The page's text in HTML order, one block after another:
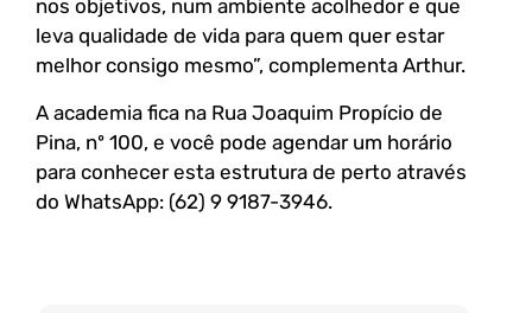
nos objetivos, num ambiente acolhedor e que
leva qualidade de vida para quem quer estar
melhor consigo mesmo”, complementa Arthur.
A academia fica na Rua Joaquim Propício de
Pina, nº 100, e você pode agendar um horário
para conhecer esta estrutura de perto através
do WhatsApp: (62) 9 9187-3946.